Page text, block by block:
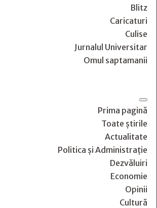
Blitz
Caricaturi
Culise
Jurnalul Universitar
Omul saptamanii
Prima pagină
Toate știrile
Actualitate
Politica și Administrație
Dezvăluiri
Economie
Opinii
Cultură